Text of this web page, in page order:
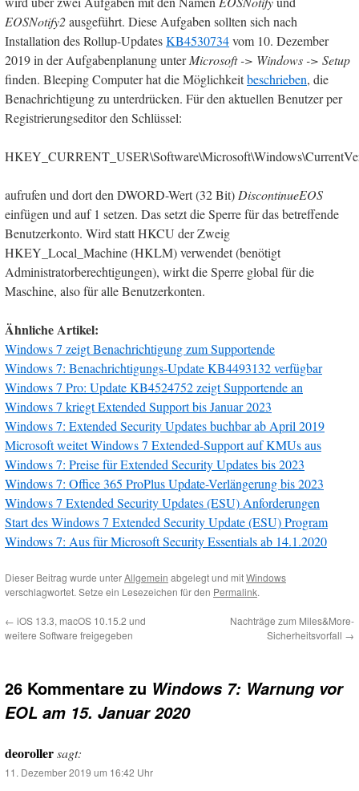
EOSNotify2ausgeführt. Diese Aufgaben sollten sich nach
Installation des Rollup-UpdatesKB4530734vom 10. Dezember
2019 in der Aufgabenplanung unterMicrosoft -> Windows -> Setup
finden. Bleeping Computer hat die Möglichkeitbeschrieben, die
Benachrichtigung zu unterdrücken. Für den aktuellen Benutzer per
Registrierungseditor den Schlüssel:
aufrufen und dort den DWORD-Wert (32 Bit)DiscontinueEOS
einfügen und auf 1 setzen. Das setzt die Sperre für das betreffende
Benutzerkonto. Wird statt HKCU der Zweig
HKEY_Local_Machine (HKLM) verwendet (benötigt
Administratorberechtigungen), wirkt die Sperre global für die
Maschine, also für alle Benutzerkonten.
Ähnliche Artikel:
Windows 7 zeigt Benachrichtigung zum Supportende
Windows 7: Benachrichtigungs-Update KB4493132 verfügbar
Windows 7 Pro: Update KB4524752 zeigt Supportende an
Windows 7 kriegt Extended Support bis Januar 2023
Windows 7: Extended Security Updates buchbar ab April 2019
Microsoft weitet Windows 7 Extended-Support auf KMUs aus
Windows 7: Preise für Extended Security Updates bis 2023
Windows 7: Office 365 ProPlus Update-Verlängerung bis 2023
Windows 7 Extended Security Updates (ESU) Anforderungen
Start des Windows 7 Extended Security Update (ESU) Program
Windows 7: Aus für Microsoft Security Essentials ab 14.1.2020
Dieser Beitrag wurde unterAllgemein abgelegt und mitWindows
verschlagwortet. Setze ein Lesezeichen für den Permalink.
← iOS 13.3, macOS 10.15.2 und
weitere Software freigegeben
Nachträge zum Miles&More-
Sicherheitsvorfall →
26 Kommentare zu Windows 7: Warnung vor
EOL am 15. Januar 2020
deorollersagt:
11. Dezember 2019 um 16:42 Uhr